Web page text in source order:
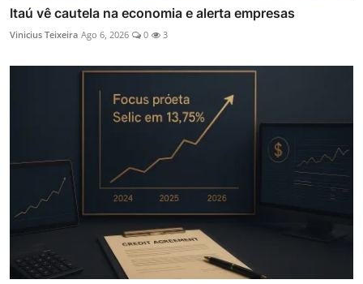
Itaú vê cautela na economia e alerta empresas
Vinicius Teixeira Ago 6, 2026 0 3